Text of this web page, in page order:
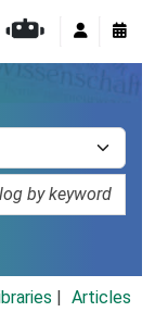
Articles